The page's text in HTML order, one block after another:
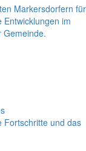
Markersdorfern für
im
Gemeinde.
Fortschritte und das